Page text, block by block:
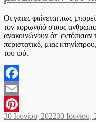
40
γάτες
στη
Ευκαρπία
Οι γάτες φαίνεται πως
τον κορωνοϊό στους
ανακοινώνουν ότι
περιστατικό, μιας
του ιού.
Facebook
Email
Pinterest
Posted
30 Ιουνίου, 202230 Ιουνίου,